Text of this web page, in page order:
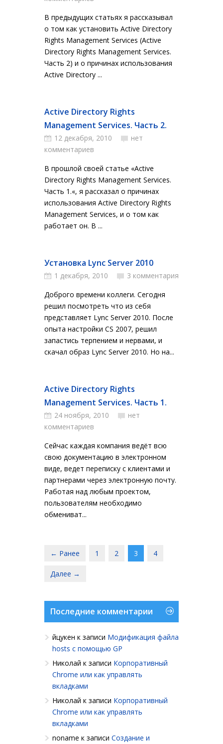
В предыдущих статьях я рассказывал
о том как установить Active Directory
Rights Management Services (Active
Directory Rights Management Services.
Часть 2) и о причинах использования
Active Directory ...
Active Directory Rights
Management Services. Часть 2.
12 декабря, 2010
нет
комментариев
В прошлой своей статье «Active
Directory Rights Management Services.
Часть 1.«, я рассказал о причинах
использования Active Directory Rights
Management Services, и о том как
работает он. В ...
Установка Lync Server 2010
1 декабря, 2010
3 комментария
Доброго времени коллеги. Сегодня
решил посмотреть что из себя
представляет Lync Server 2010. После
опыта настройки CS 2007, решил
запастись терпением и нервами, и
скачал образ Lync Server 2010. Но на...
Active Directory Rights
Management Services. Часть 1.
24 ноября, 2010
нет
комментариев
Сейчас каждая компания ведёт всю
свою документацию в электронном
виде, ведет переписку с клиентами и
партнерами через электронную почту.
Работая над любым проектом,
пользователям необходимо
обмениват...
← Ранее 1 2 3 4
Далее →
Последние комментарии
йцукен к записи Модификация файла
hosts с помощью GP
Николай к записи Корпоративный
Chrome или как управлять
вкладками
Николай к записи Корпоративный
Chrome или как управлять
вкладками
noname к записи Создание и